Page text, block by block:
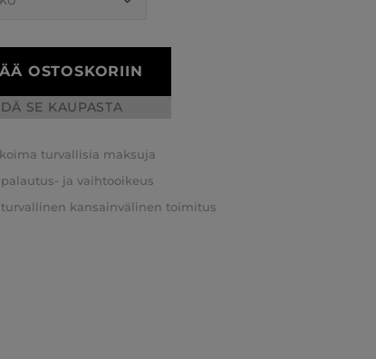
OSTOSKORIIN
SE KAUPASTA
turvallisia maksuja
ja vaihtooikeus
turvallinen kansainvälinen toimitus